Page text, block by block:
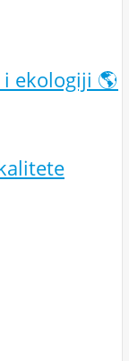
ekologiji 🌎